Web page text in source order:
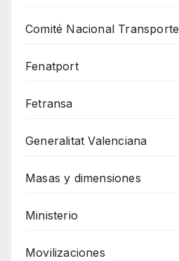
Comité Nacional Transporte
Fenatport
Fetransa
Generalitat Valenciana
Masas y dimensiones
Ministerio
Movilizaciones